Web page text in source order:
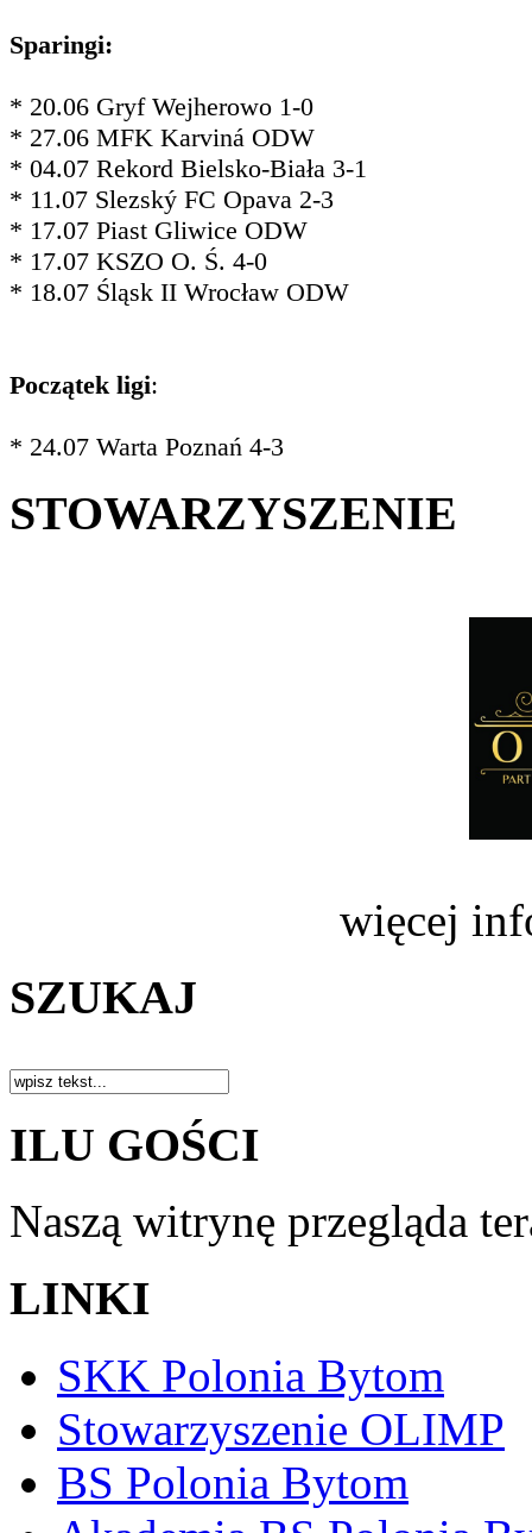
Sparingi:
* 20.06 Gryf Wejherowo 1-0
* 27.06 MFK Karviná ODW
* 04.07 Rekord Bielsko-Biała 3-1
* 11.07 Slezský FC Opava 2-3
* 17.07 Piast Gliwice ODW
* 17.07 KSZO O. Ś. 4-0
* 18.07 Śląsk II Wrocław ODW
Początek ligi:
* 24.07 Warta Poznań 4-3
STOWARZYSZENIE
więcej
SZUKAJ
ILU GOŚCI
Naszą witrynę przegląda
LINKI
SKK Polonia Bytom
Stowarzyszenie OLIMP
BS Polonia Bytom